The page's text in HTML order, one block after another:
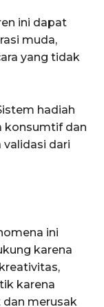
ini dapat
muda,
yang tidak
hadiah
konsumtif dan
dari
ini
karena
karena
merusak